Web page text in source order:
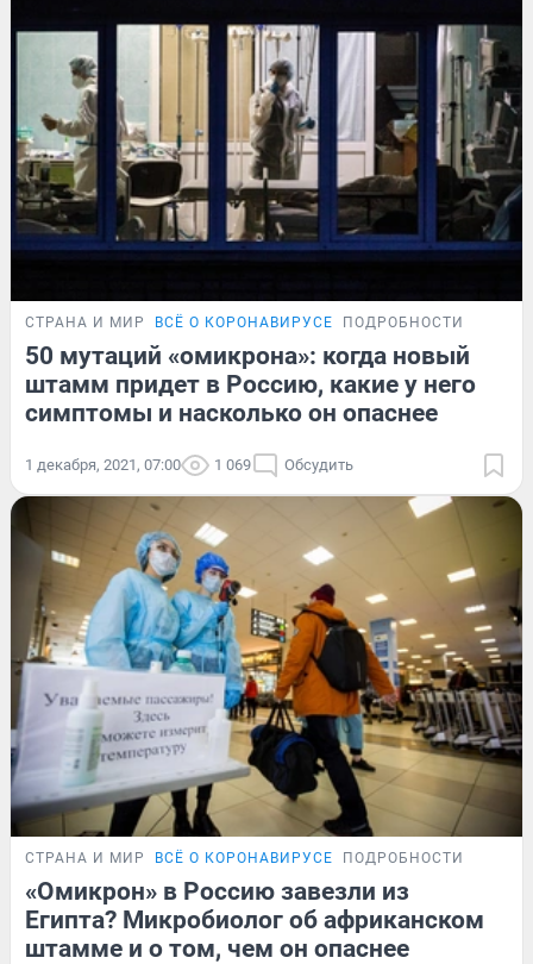
СТРАНА И МИР ВСЁ О КОРОНАВИРУСЕ ПОДРОБНОСТИ
50 мутаций «омикрона»: когда новый
штамм придет в Россию, какие у него
симптомы и насколько он опаснее
1 декабря, 2021, 07:00 1 069 Обсудить
СТРАНА И МИР ВСЁ О КОРОНАВИРУСЕ ПОДРОБНОСТИ
«Омикрон» в Россию завезли из
Египта? Микробиолог об африканском
штамме и о том, чем он опаснее